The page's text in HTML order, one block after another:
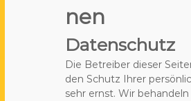
nen
Datenschutz
Die Betreiber dieser
den Schutz Ihrer
sehr ernst. Wir